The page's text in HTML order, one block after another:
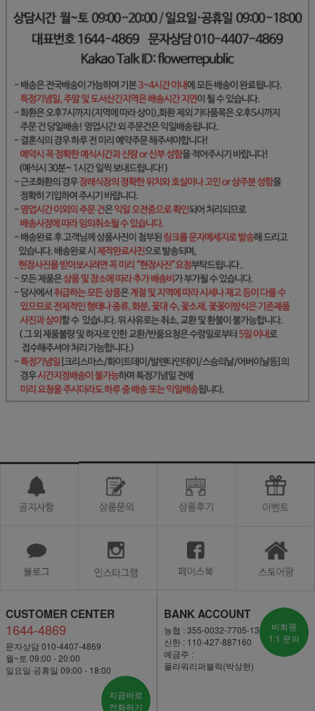
CUSTOMER CENTER
1644-4869
문자상담 010-4407-4869
월~토 09:00 - 20:00
일요일·공휴일 09:00 - 18:00
지금바로
전화하기
BANK ACCOUNT
농협 : 355-0032-7705-13
신한 : 110-427-887160
예금주 :
플라워리퍼블릭(박상현)
비회원
1:1 문의